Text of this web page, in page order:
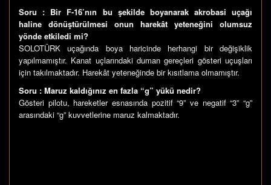
Soru : Bir F-16’nın bu şekilde boyanarak akrobasi uçağı
haline dönüştürülmesi onun harekât yeteneğini olumsuz
yönde etkiledi mi?
SOLOTÜRK uçağında boya haricinde herhangi bir değişiklik
yapılmamıştır. Kanat uçlarındaki duman gereçleri gösteri uçuşları
için takılmaktadır. Harekât yeteneğinde bir kısıtlama olmamıştır.
Soru : Maruz kaldığınız en fazla “g” yükü nedir?
Gösteri pilotu, hareketler esnasında pozitif “9” ve negatif “3” “g”
arasındaki “g” kuvvetlerine maruz kalmaktadır.